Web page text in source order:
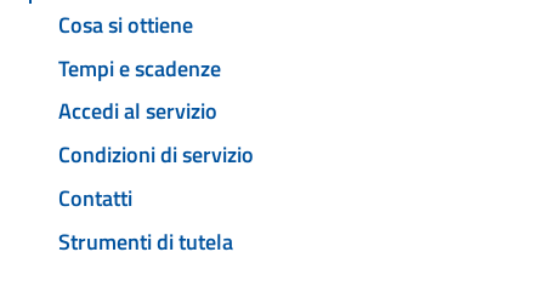
Cosa si ottiene
Tempi e scadenze
Accedi al servizio
Condizioni di servizio
Contatti
Strumenti di tutela